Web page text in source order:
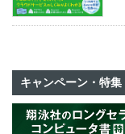
キャンペーン・特集